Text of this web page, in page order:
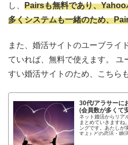
し、 Pairsも無料であり、
多くシステムも一緒のため、
また、婚活サイトのユーブライ
ていれば、無料で使えます。 ユ
すい婚活サイトのため、こちら
30代/アラサーに
(会員数が多くて
ネット婚活からリア
まとめていきますね
ングです。あたしが
すよ♪ どの恋活・婚活サイトがいいのか違いもわかるよう